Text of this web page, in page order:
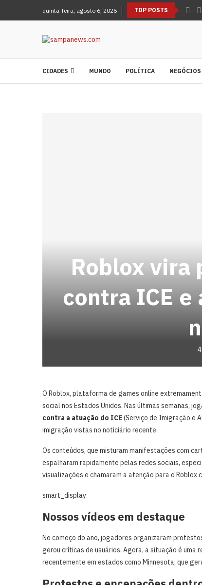
quinta-feira, agosto 6, 2026 TOP POSTS
CIDADES MUNDO POLÍTICA NEGÓCIOS
Roblox vira
contra ICE e
O Roblox, plataforma de games online
social nos Estados Unidos. Nas últimas semanas,
contra a atuação do ICE(Serviço de Imigração e
imigração vistas no noticiário recente.
Os conteúdos, que misturam manifestações com
espalharam rapidamente pelas redes sociais,
visualizações e chamaram a atenção para o Roblox
smart_display
Nossos vídeos em destaque
No começo do ano, jogadores organizaram
gerou críticas de usuários. Agora, a situação é uma
recentemente em estados como Minnesota, que